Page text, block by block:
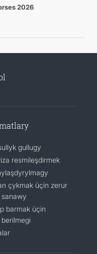
2026
gullugy
resmileşdirmek
çykmak üçin zerur
barmak üçin